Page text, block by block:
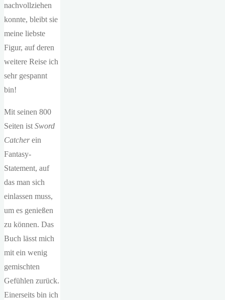
nachvollziehen
konnte, bleibt sie
meine liebste
Figur, auf deren
weitere Reise ich
sehr gespannt
bin!
Mit seinen 800
Seiten ist Sword
Catcherein
Fantasy-
Statement, auf
das man sich
einlassen muss,
um es genießen
zu können. Das
Buch lässt mich
mit ein wenig
gemischten
Gefühlen zurück.
Einerseits bin ich